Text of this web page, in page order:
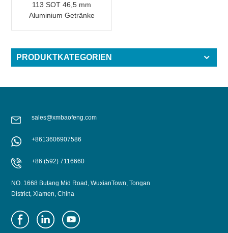
113 SOT 46,5 mm
Aluminium Getränke
PRODUKTKATEGORIEN
sales@xmbaofeng.com
+8613606907586
+86 (592) 7116660
NO. 1668 Butang Mid Road, WuxianTown, Tongan
District, Xiamen, China